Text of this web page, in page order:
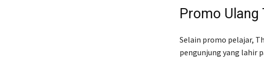
Promo Ulang
Selain promo pelajar,
pengunjung yang lahir